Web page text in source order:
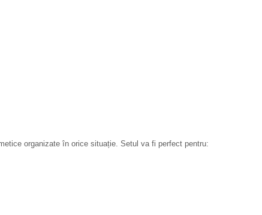
organizate în orice situație. Setul va fi perfect pentru: